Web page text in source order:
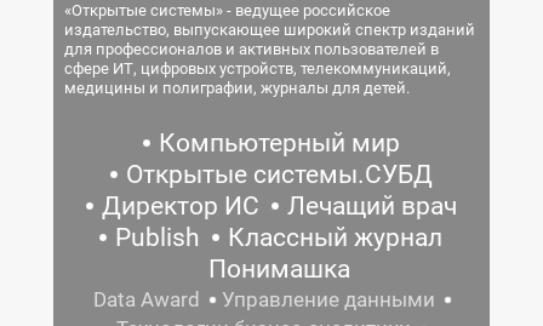
«Открытые системы» - ведущее российское
издательство, выпускающее широкий спектр изданий
для профессионалов и активных пользователей в
сфере ИТ, цифровых устройств, телекоммуникаций,
медицины и полиграфии, журналы для детей.
Компьютерный мир
Открытые системы.СУБД
Директор ИС
Лечащий врач
Publish
Классный журнал
Понимашка
Data Award
Управление данными